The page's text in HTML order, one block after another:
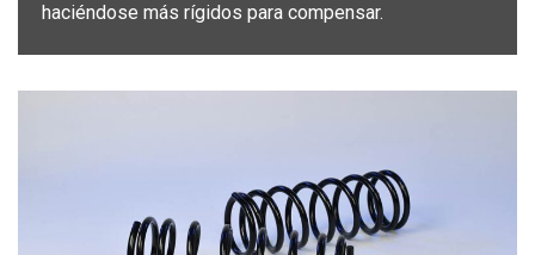
haciéndose más rígidos para compensar.